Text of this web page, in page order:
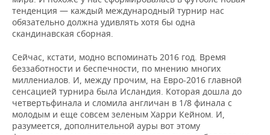
тенденция — каждый международный турнир нас
обязательно должна удивлять хотя бы одна
скандинавская сборная.
Сейчас, кстати, модно вспоминать 2016 год. Время
беззаботности и беспечности, по мнению многих
миллениалов. И, между прочим, на Евро-2016 главной
сенсацией турнира была Исландия. Которая дошла до
четвертьфинала и сломила англичан в 1/8 финала с
молодым и еще совсем зеленым Харри Кейном. И,
разумеется, дополнительной ауры вот этому